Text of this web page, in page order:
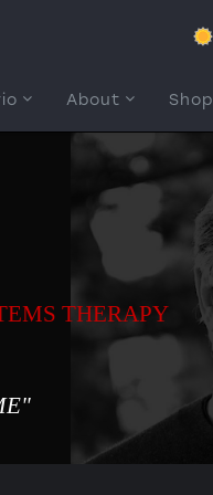
About Shop
THERAPY